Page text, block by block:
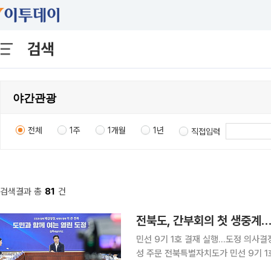
검색
전체 1주 1개월 1년 직접입력
검색결과 총 81 건
전북도, 간부회의 첫 생중계
민선 9기 1호 결재 실행…도정 의사결
성 주문 전북특별자치도가 민선 9기 1호 결재사안인 간부회의 생중계를 처음 시범운영하며 도정 의